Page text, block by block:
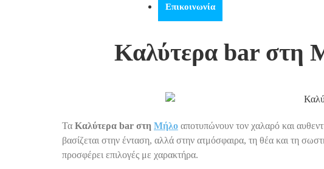
Επικοινωνία
Καλύτερα bar στη
Τα Καλύτερα bar στη Μήλο αποτυπώνουν τον χαλαρό και
βασίζεται στην ένταση, αλλά στην ατμόσφαιρα, τη θέα και τη
προσφέρει επιλογές με χαρακτήρα.